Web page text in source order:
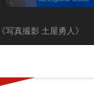
《写真撮影 土屋勇人》